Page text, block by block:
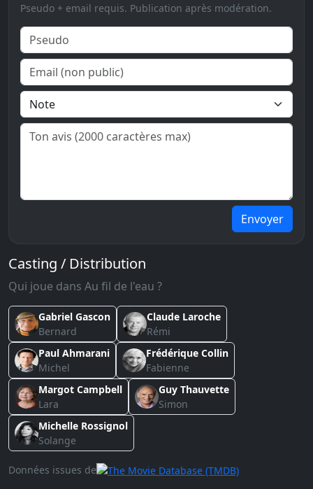
Pseudo + email requis. Publication après modération.
Envoyer
Casting / Distribution
Qui joue dans Au fil de l'eau ?
Gabriel Gascon
Bernard
Claude Laroche
Rémi
Paul Ahmarani
Michel
Frédérique Collin
Fabienne
Margot Campbell
Lara
Guy Thauvette
Simon
Michelle Rossignol
Solange
Données issues de